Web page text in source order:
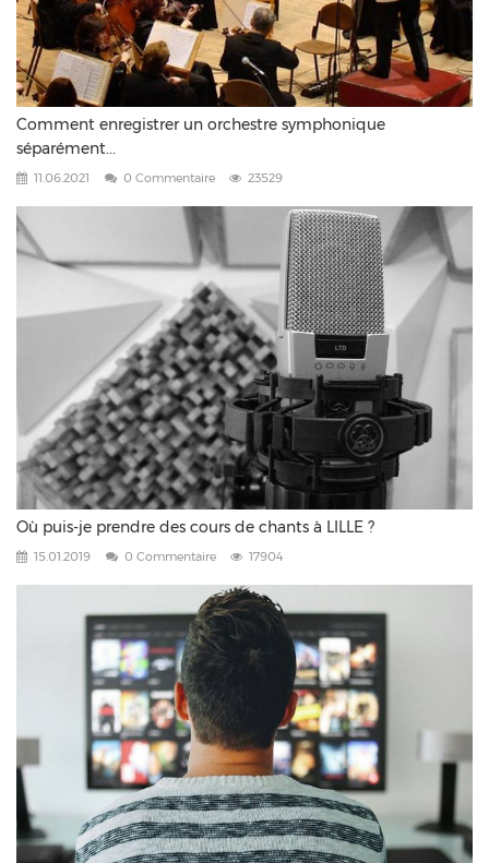
Comment enregistrer un orchestre symphonique
séparément...
11.06.2021 0 Commentaire 23529
Où puis-je prendre des cours de chants à LILLE ?
15.01.2019 0 Commentaire 17904